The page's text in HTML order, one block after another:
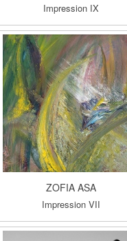
Impression IX
ZOFIA ASA
Impression VII